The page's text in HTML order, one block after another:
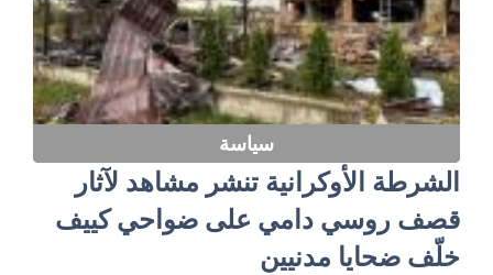
سياسة
الشرطة الأوكرانية تنشر مشاهد لآثار
قصف روسي دامي على ضواحي كييف
خلّف ضحايا مدنيين